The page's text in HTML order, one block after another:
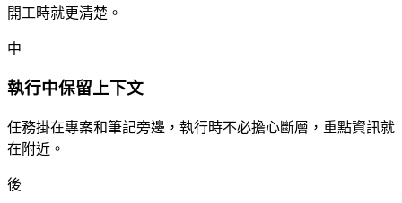
開工時就更清楚。
中
執行中保留上下文
任務掛在專案和筆記旁邊，執行時不必擔心斷層，重點資訊就
在附近。
後